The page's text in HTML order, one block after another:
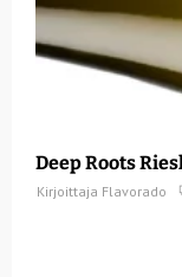
Deep Roots
Kirjoittaja Flavorado